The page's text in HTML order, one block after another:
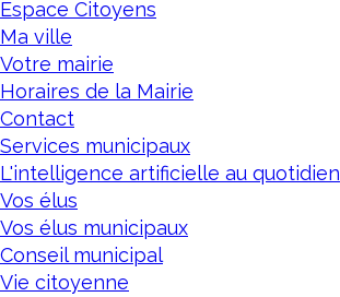
Espace Citoyens
Ma ville
Votre mairie
Horaires de la Mairie
Contact
Services municipaux
L'intelligence artificielle au quotidien
Vos élus
Vos élus municipaux
Conseil municipal
Vie citoyenne